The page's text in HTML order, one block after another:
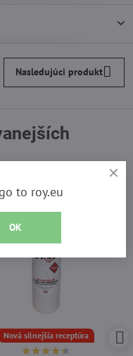
Nasledujúci produkt
Nová silnejšia receptúra
to roy.eu
OK